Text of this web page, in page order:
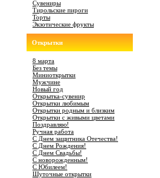
Сувениры
Тирольские пироги
Торты
Экзотические фрукты
Открытки
8 марта
Без темы
Миниоткрытки
Мужчине
Новый год
Открытка-сувенир
Открытки любимым
Открытки родным и близким
Открытки с живыми цветами
Поздравляю!
Ручная работа
С Днем защитника Отечества!
С Днем Рождения!
С Днем Свадьбы!
С новорожденным!
С Юбилеем!
Шуточные открытки